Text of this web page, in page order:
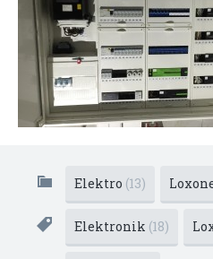
Elektro (13)
Elektronik (18)